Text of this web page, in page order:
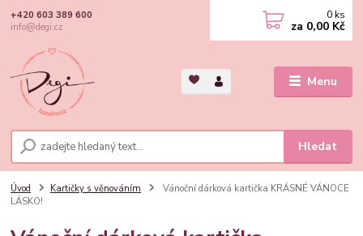
Menu
Hledat
+420 603 389 600
info@degi.cz
0 ks
za 0,00 Kč
Úvod Kartičky s věnováním
Vánoční dárková kartička KRÁSNÉ VÁNOCE
LÁSKO!